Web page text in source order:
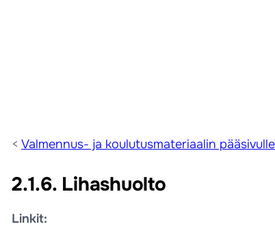
< Valmennus- ja koulutusmateriaalin pääsivulle
2.1.6. Lihashuolto
Linkit: